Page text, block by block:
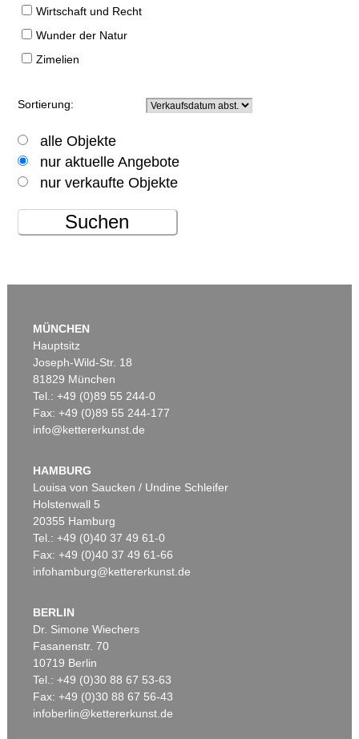
Wirtschaft und Recht
Wunder der Natur
Zimelien
Sortierung:
alle Objekte
nur aktuelle Angebote
nur verkaufte Objekte
Suchen
MÜNCHEN
Hauptsitz
Joseph-Wild-Str. 18
81829 München
Tel.: +49 (0)89 55 244-0
Fax: +49 (0)89 55 244-177
info@kettererkunst.de
HAMBURG
Louisa von Saucken / Undine Schleifer
Holstenwall 5
20355 Hamburg
Tel.: +49 (0)40 37 49 61-0
Fax: +49 (0)40 37 49 61-66
infohamburg@kettererkunst.de
BERLIN
Dr. Simone Wiechers
Fasanenstr. 70
10719 Berlin
Tel.: +49 (0)30 88 67 53-63
Fax: +49 (0)30 88 67 56-43
infoberlin@kettererkunst.de